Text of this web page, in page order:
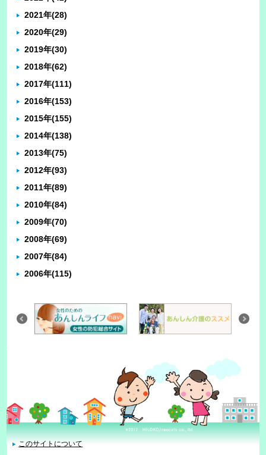
2021年(28)
2020年(29)
2019年(30)
2018年(62)
2017年(111)
2016年(153)
2015年(155)
2014年(138)
2013年(75)
2012年(93)
2011年(89)
2010年(84)
2009年(70)
2008年(69)
2007年(84)
2006年(115)
このサイトについて